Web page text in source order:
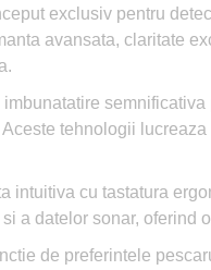
exclusiv pentru
avansata, claritate
tehnologii
cu tastatura
a datelor sonar, oferind
de preferintele